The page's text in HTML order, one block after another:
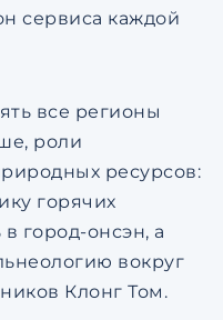
сервиса каждой
все регионы
роли
ресурсов:
горячих
город-онсэн, а
вокруг
Клонг Том.